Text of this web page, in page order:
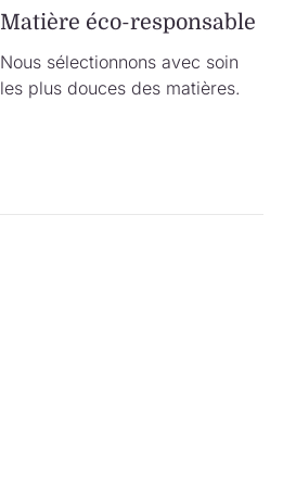
Matière éco-responsable
Nous sélectionnons avec soin
les plus douces des matières.